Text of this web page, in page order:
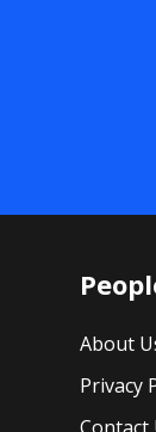
About
Privacy